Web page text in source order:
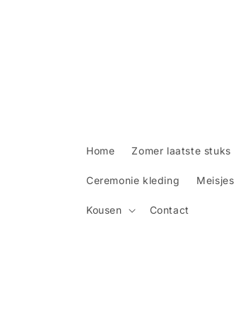
Home Zomer laatste stuks
Ceremonie kleding Meisjes
Kousen Contact